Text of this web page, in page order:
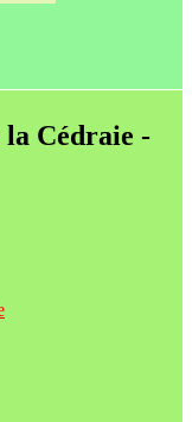
la Cédraie -